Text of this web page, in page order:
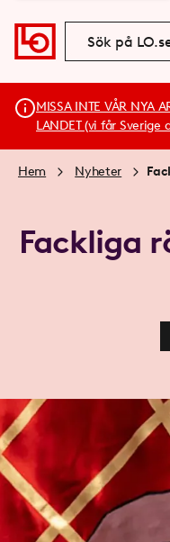
MISSA INTE VÅR NYA
LANDET (vi får Sverige
Hem Nyheter
Fackliga